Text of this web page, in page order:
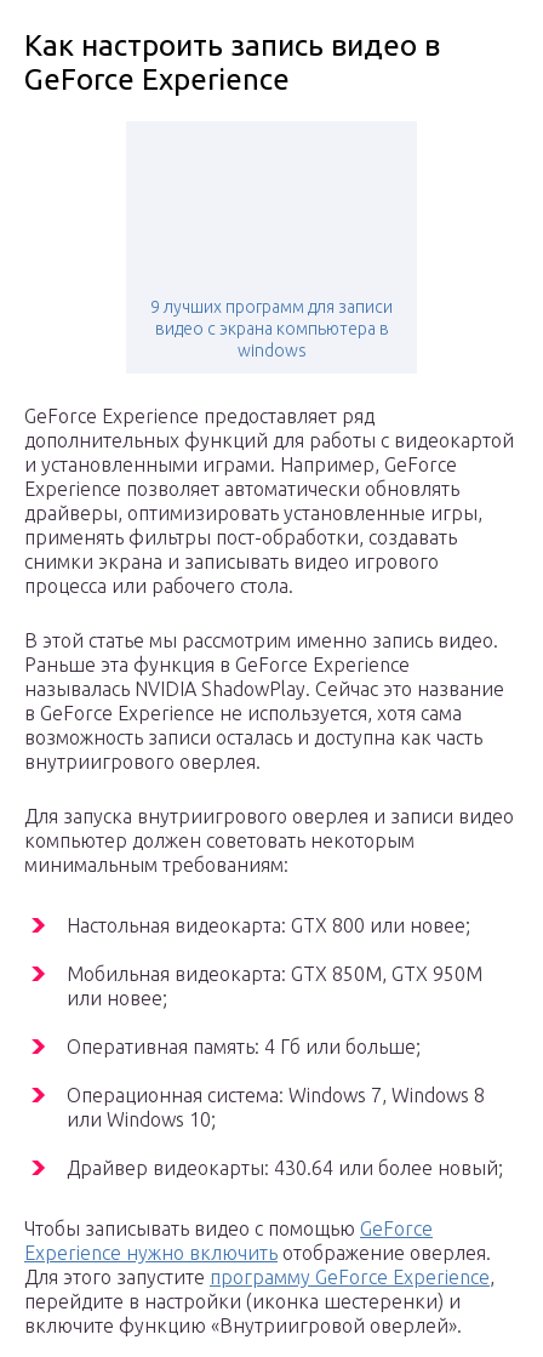
Как настроить запись видео в
GeForce Experience
9 лучших программ для записи
видео с экрана компьютера в
windows
GeForce Experience предоставляет ряд
дополнительных функций для работы с видеокартой
и установленными играми. Например, GeForce
Experience позволяет автоматически обновлять
драйверы, оптимизировать установленные игры,
применять фильтры пост-обработки, создавать
снимки экрана и записывать видео игрового
процесса или рабочего стола.
В этой статье мы рассмотрим именно запись видео.
Раньше эта функция в GeForce Experience
называлась NVIDIA ShadowPlay. Сейчас это название
в GeForce Experience не используется, хотя сама
возможность записи осталась и доступна как часть
внутриигрового оверлея.
Для запуска внутриигрового оверлея и записи видео
компьютер должен советовать некоторым
минимальным требованиям:
Настольная видеокарта: GTX 800 или новее;
Мобильная видеокарта: GTX 850M, GTX 950M
или новее;
Оперативная память: 4 Гб или больше;
Операционная система: Windows 7, Windows 8
или Windows 10;
Драйвер видеокарты: 430.64 или более новый;
Чтобы записывать видео с помощью GeForce
Experience нужно включить отображение оверлея.
Для этого запустите программу GeForce Experience,
перейдите в настройки (иконка шестеренки) и
включите функцию «Внутриигровой оверлей».